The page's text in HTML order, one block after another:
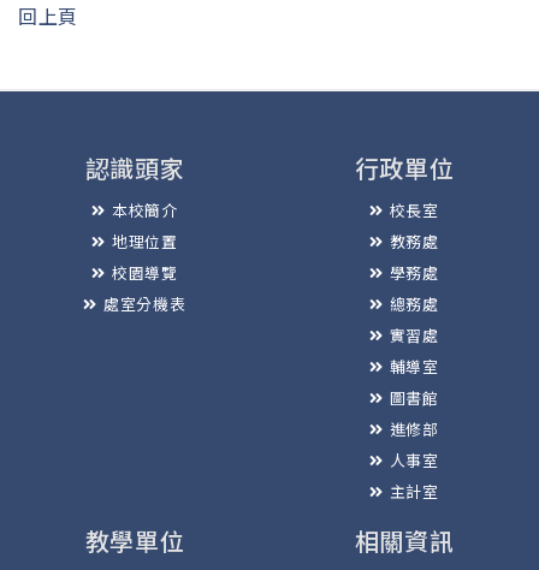
回上頁
認識頭家
本校簡介
地理位置
校園導覽
處室分機表
行政單位
校長室
教務處
學務處
總務處
實習處
輔導室
圖書館
進修部
人事室
主計室
教學單位 相關資訊